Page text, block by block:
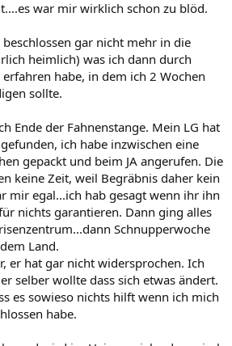
war mir wirklich schon zu blöd.
gar nicht mehr in die
heimlich) was ich dann durch
habe, in dem ich 2 Wochen
sollte.
Ende der Fahnenstange. Mein LG hat
ich habe inzwischen eine
gepackt und beim JA angerufen. Die
keine Zeit, weil Begräbnis daher kein
mir egal...ich hab gesagt wenn ihr ihn
nichts garantieren. Dann ging alles
Schnupperwoche
Land.
er hat gar nicht widersprochen. Ich
selber wollte dass sich etwas ändert.
es sowieso nichts hilft wenn ich mich
habe.